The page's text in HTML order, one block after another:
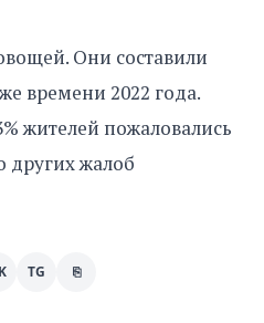
Они составили
времени 2022 года.
жителей пожаловались
других жалоб
TG ⎘